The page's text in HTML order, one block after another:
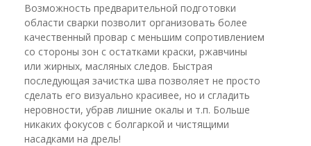
Возможность предварительной подготовки
области сварки позволит организовать более
качественный провар с меньшим сопротивлением
со стороны зон с остатками краски, ржавчины
или жирных, масляных следов. Быстрая
последующая зачистка шва позволяет не просто
сделать его визуально красивее, но и сгладить
неровности, убрав лишние окалы и т.п. Больше
никаких фокусов с болгаркой и чистящими
насадками на дрель!